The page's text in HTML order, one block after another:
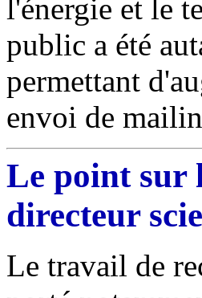
l'énergie et le
public a été
permettant
envoi de
Le point sur
directeur
Le travail de